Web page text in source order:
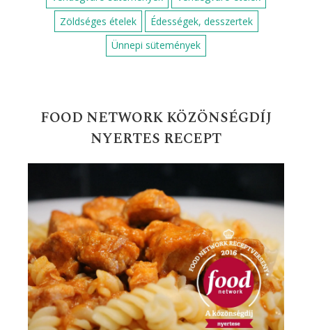
Zöldséges ételek
Édességek, desszertek
Ünnepi sütemények
FOOD NETWORK KÖZÖNSÉGDÍJ
NYERTES RECEPT